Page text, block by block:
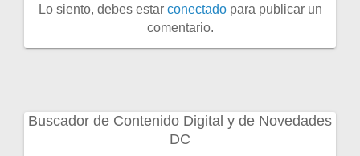
Lo siento, debes estar conectadopara publicar un
comentario.
Buscador de Contenido Digital y de Novedades
DC